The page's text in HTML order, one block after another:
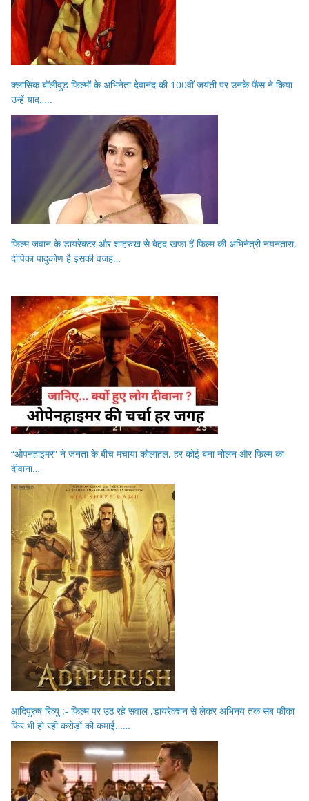
क्लासिक बॉलीवुड फिल्मों के अभिनेता देवानंद की 100वीं जयंती पर उनके फैंस ने किया
उन्हें याद…..
फिल्म जवान के डायरेक्टर और शाहरुख से बेहद खफा हैं फिल्म की अभिनेत्री नयनतारा,
दीपिका पादुकोण है इसकी वजह…
“ओपनहाइमर” ने जनता के बीच मचाया कोलाहल, हर कोई बना नोलन और फिल्म का
दीवाना…
आदिपुरुष रिव्यु :- फिल्म पर उठ रहे सवाल ,डायरेक्शन से लेकर अभिनय तक सब फीका
फिर भी हो रही करोड़ों की कमाई……